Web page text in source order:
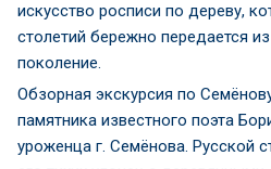
искусство росписи по дереву,
столетий бережно передается
поколение.
Обзорная экскурсия по
памятника известного поэта
уроженца г. Семёнова. Русской